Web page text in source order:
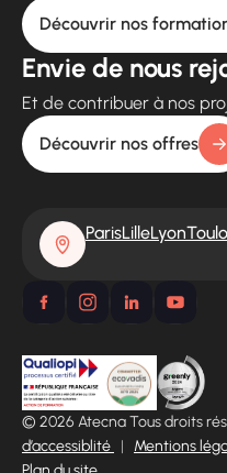
Découvrir nos
Envie de nous
Et de contribuer à nos
Découvrir nos offres
ParisLilleLyon
© 2026 Atecna Tous droits
d’accessiblité | Mentions